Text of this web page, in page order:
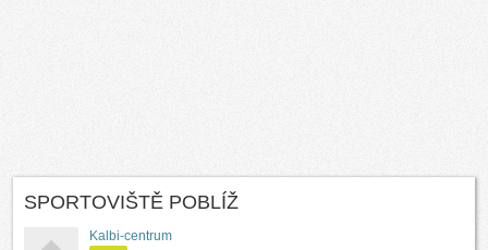
SPORTOVIŠTĚ POBLÍŽ
Kalbi-centrum